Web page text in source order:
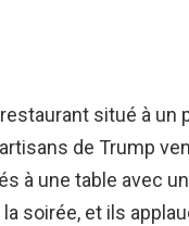
situé à un
de Trump
à une table avec
soirée, et ils